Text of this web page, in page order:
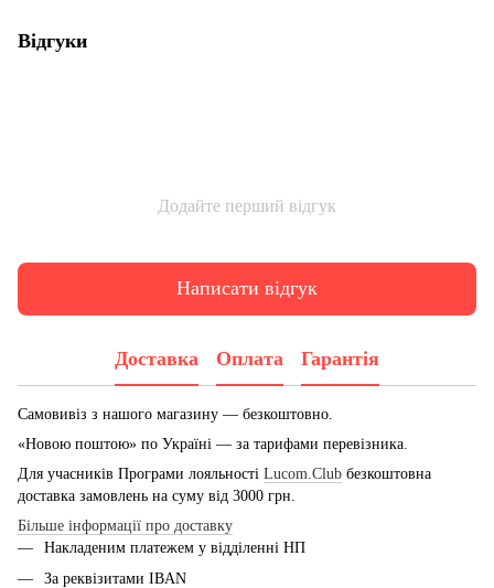
Відгуки
Додайте перший відгук
Написати відгук
Доставка Оплата Гарантія
Самовивіз з нашого магазину — безкоштовно.
«Новою поштою» по Україні — за тарифами перевізника.
Для учасників Програми лояльності Lucom.Club безкоштовна
доставка замовлень на суму від 3000 грн.
Більше інформації про доставку
Накладеним платежем у відділенні НП
За реквізитами IBAN